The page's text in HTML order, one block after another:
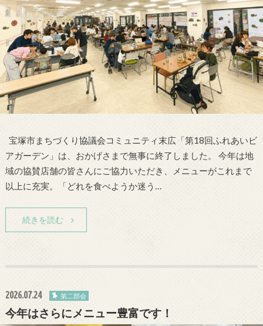
宝塚市まちづくり協議会コミュニティ末広「第18回ふれあいビ
アガーデン」は、おかげさまで無事に終了しました。 今年は地
域の協賛店舗の皆さんにご協力いただき、メニューがこれまで
以上に充実。「どれを食べようか迷う…
続きを読む
2026.07.24 第二部会
今年はさらにメニュー豊富です！